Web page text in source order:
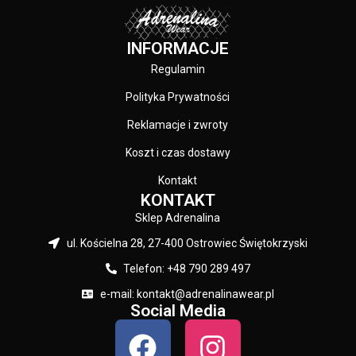
Granatowy
INFORMACJE
Regulamin
Polityka Prywatności
Reklamacje i zwroty
Koszt i czas dostawy
Kontakt
KONTAKT
Sklep Adrenalina
ul. Kościelna 28, 27-400 Ostrowiec Świętokrzyski
Telefon: +48 790 289 497
e-mail: kontakt@adrenalinawear.pl
Social Media